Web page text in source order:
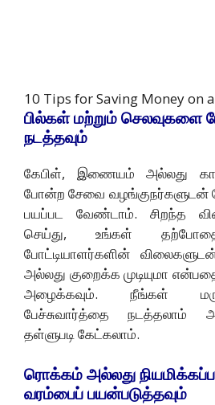
10 Tips for Saving Money on
பில்கள் மற்றும் செலவுகளை
நடத்தவும்
கேபிள், இணையம் அல்லது
போன்ற சேவை வழங்குநர்களுடன்
பயப்பட வேண்டாம். சிறந்த
செய்து, உங்கள்
போட்டியாளர்களின்
அல்லது குறைக்க முடியுமா
அழைக்கவும். நீங்கள்
பேச்சுவார்த்தை நடத்தலாம்
தள்ளுபடி கேட்கலாம்.
ரொக்கம் அல்லது
வரம்பைப் பயன்படுத்தவும்